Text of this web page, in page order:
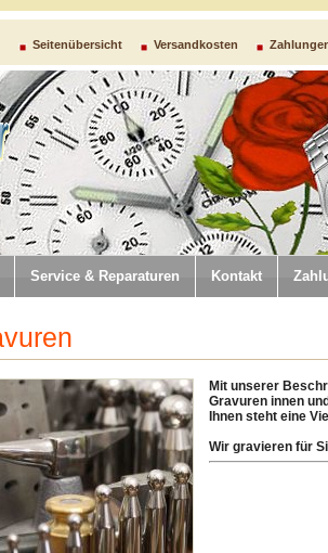
Seitenübersicht Versandkosten
Service & Reparaturen Kontakt
Mit unserer
Gravuren innen
Ihnen steht eine
Wir gravieren für